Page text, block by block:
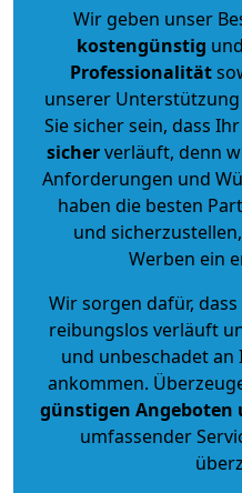
Wir geben unser
kostengünstig
Professionalität
unserer
Sie sicher sein, dass
sicherverläuft, denn
Anforderungen und
haben die besten
und
Werben ein
Wir sorgen dafür,
reibungslos verläuft
und unbeschadet
ankommen.
günstigen Angeboten
umfassender